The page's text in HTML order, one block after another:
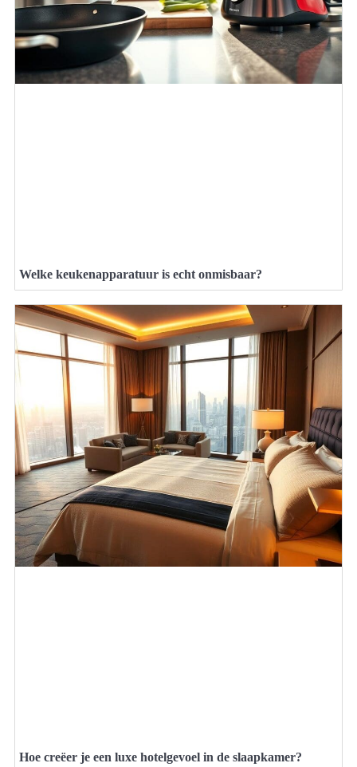
Welke keukenapparatuur is echt onmisbaar?
Hoe creëer je een luxe hotelgevoel in de slaapkamer?